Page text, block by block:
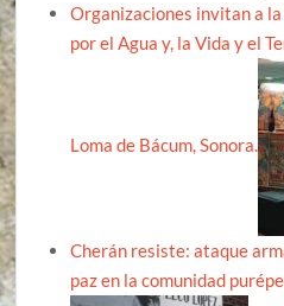
Organizaciones invitan a
por el Agua y, la Vida y el
Loma de Bácum, Sonora.
Cherán resiste: ataque
paz en la comunidad